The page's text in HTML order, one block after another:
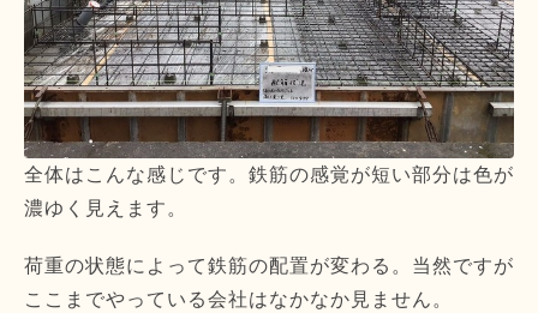
全体はこんな感じです。鉄筋の感覚が短い部分は色が
濃ゆく見えます。
荷重の状態によって鉄筋の配置が変わる。当然ですが
ここまでやっている会社はなかなか見ません。